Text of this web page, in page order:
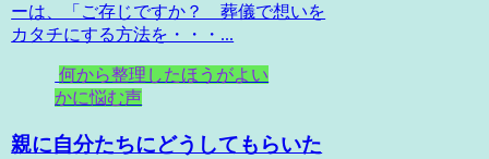
ーは、「ご存じですか？ 葬儀で想いを
カタチにする方法を・・・...
何から整理したほうがよい
かに悩む声
親に自分たちにどうしてもらいた